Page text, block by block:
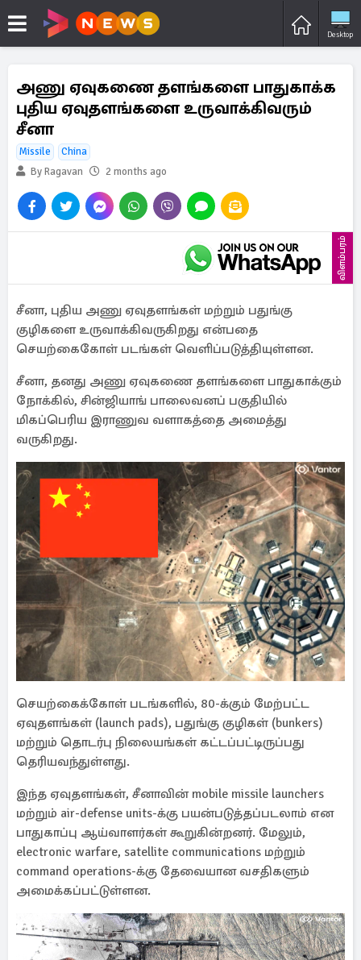
Desktop
அணு ஏவுகணை தளங்களை பாதுகாக்க
புதிய ஏவுதளங்களை உருவாக்கிவரும்
சீனா
Missile
China
By Ragavan
2 months ago
விளம்பரம்
சீனா, புதிய அணு ஏவுதளங்கள் மற்றும் பதுங்கு
குழிகளை உருவாக்கிவருகிறது என்பதை
செயற்கைகோள் படங்கள் வெளிப்படுத்தியுள்ளன.
சீனா, தனது அணு ஏவுகணை தளங்களை பாதுகாக்கும்
நோக்கில், சின்ஜியாங் பாலைவனப் பகுதியில்
மிகப்பெரிய இராணுவ வளாகத்தை அமைத்து
வருகிறது.
செயற்கைக்கோள் படங்களில், 80-க்கும் மேற்பட்ட
ஏவுதளங்கள் (launch pads), பதுங்கு குழிகள் (bunkers)
மற்றும் தொடர்பு நிலையங்கள் கட்டப்பட்டிருப்பது
தெரியவந்துள்ளது.
இந்த ஏவுதளங்கள், சீனாவின் mobile missile launchers
மற்றும் air-defense units-க்கு பயன்படுத்தப்படலாம் என
பாதுகாப்பு ஆய்வாளர்கள் கூறுகின்றனர். மேலும்,
electronic warfare, satellite communications மற்றும்
command operations-க்கு தேவையான வசதிகளும்
அமைக்கப்பட்டுள்ளன.